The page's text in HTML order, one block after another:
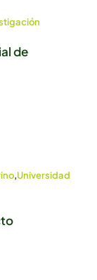
de
,Universidad